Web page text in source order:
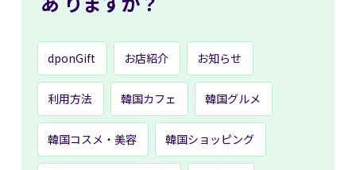
dponGift お店紹介 お知らせ
利用方法 韓国カフェ 韓国グルメ
韓国コスメ・美容 韓国ショッピング